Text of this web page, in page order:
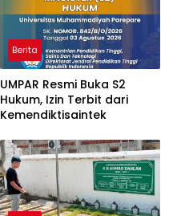
Berita
UMPAR Resmi Buka S2
Hukum, Izin Terbit dari
Kemendiktisaintek